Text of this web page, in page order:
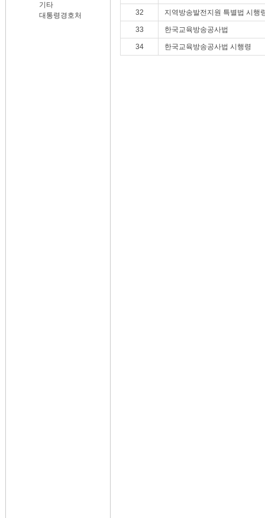
기타
대통령경호처
32 지역방송발전지원 특별법 시행
33 한국교육방송공사법
34 한국교육방송공사법 시행령